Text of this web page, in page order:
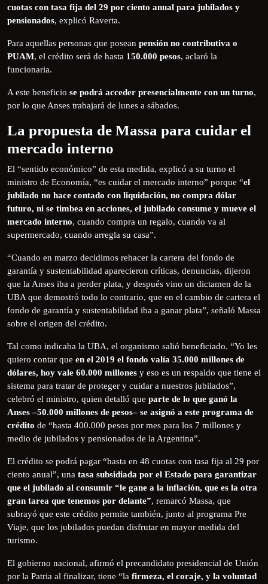
cuotas con tasa fija del 29 por ciento anual para jubilados y
pensionados, explicó Raverta.
Para aquellas personas que posean pensión no contributiva o
PUAM, el crédito será de hasta 150.000 pesos, aclaró la
funcionaria.
A este beneficio se podrá acceder presencialmente con un turno,
por lo que Anses trabajará de lunes a sábados.
La propuesta de Massa para cuidar el
mercado interno
El “sentido económico” de esta medida, explicó a su turno el
ministro de Economía, “es cuidar el mercado interno” porque “el
jubilado no hace contado con liquidación, no compra dólar
futuro, ni se timbea en acciones, el jubilado consume y mueve el
mercado interno, cuando compra un regalo, cuando va al
supermercado, cuando arregla su casa”.
“Cuando en marzo decidimos rehacer la cartera del fondo de
garantía y sustentabilidad aparecieron críticas, denuncias, dijeron
que la Anses iba a perder plata, y después vino un dictamen de la
UBA que demostró todo lo contrario, que en el cambio de cartera el
fondo de garantía y sustentabilidad iba a ganar plata”, señaló Massa
sobre el origen del crédito.
Tal como indicaba la UBA, el organismo salió beneficiado. “Yo les
quiero contar que en el 2019 el fondo valía 35.000 millones de
dólares, hoy vale 60.000 millones y eso es un respaldo que tiene el
sistema para tratar de proteger y cuidar a nuestros jubilados”,
celebró el ministro, quien detalló que parte de lo que ganó la
Anses –50.000 millones de pesos– se asignó a este programa de
crédito de “hasta 400.000 pesos por mes para los 7 millones y
medio de jubilados y pensionados de la Argentina”.
El crédito se podrá pagar “hasta en 48 cuotas con tasa fija al 29 por
ciento anual”, una tasa subsidiada por el Estado para garantizar
que el jubilado al consumir “le gane a la inflación, que es la otra
gran tarea que tenemos por delante”, remarcó Massa, que
subrayó que este crédito permite también, junto al programa Pre
Viaje, que los jubilados puedan disfrutar en mayor medida del
turismo.
El gobierno nacional, afirmó el precandidato presidencial de Unión
por la Patria al finalizar, tiene “la firmeza, el coraje, y la voluntad